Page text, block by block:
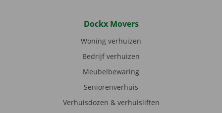
Dockx Movers
Woning verhuizen
Bedrijf verhuizen
Meubelbewaring
Seniorenverhuis
Verhuisdozen & verhuisliften